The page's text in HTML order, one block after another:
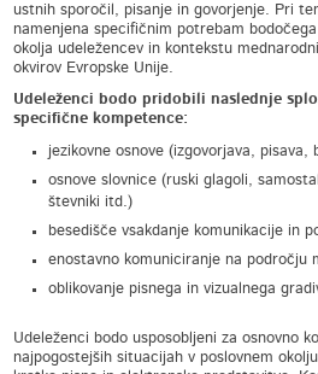
ustnih sporočil, pisanje in govorjenje. Pri
namenjena specifičnim potrebam
okolja udeležencev in kontekstu
okvirov Evropske Unije.
Udeleženci bodo pridobili naslednje
specifične kompetence:
jezikovne osnove (izgovorjava, pisava,
osnove slovnice (ruski glagoli,
števniki itd.)
besedišče vsakdanje komunikacije in
enostavno komuniciranje na področju
oblikovanje pisnega in vizualnega
Udeleženci bodo usposobljeni za osnovno
najpogostejših situacijah v poslovnem